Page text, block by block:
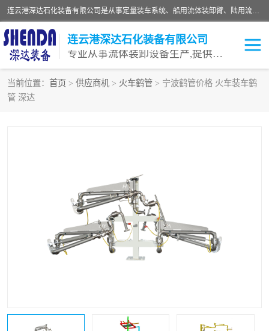
连云港深达石化装备有限公司是从事定量装车系统、船用流体装卸臂、陆用流体装卸臂（鹤管）、活动梯、钢构平台等全系列流体装卸设备的设计、制造、销售以及服务的专业供应商。公司始终以客户为中心，密切跟踪国内外油气储运及装卸设备先进技术的发展，以先进的技术、优质的产品、一流的服务，满足客户需求。
连云港深达石化装备有限公司
专业从事流体装卸设备生产,提供全面解决方案，生产与定制服务
当前位置： 首页 > 供应商机 > 火车鹤管 > 宁波鹤管价格 火车装车鹤
管 深达
鹤管
输油臂
汽车鹤管
火车鹤管